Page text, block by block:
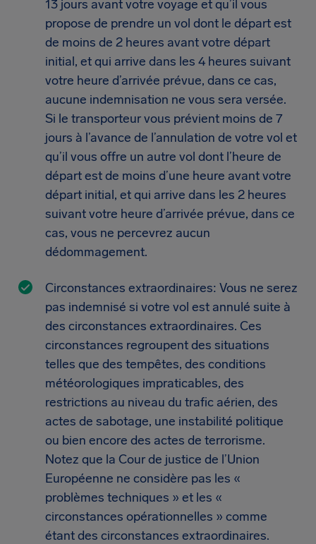
13 jours avant votre voyage et qu’il vous
propose de prendre un vol dont le départ est
de moins de 2 heures avant votre départ
initial, et qui arrive dans les 4 heures suivant
votre heure d’arrivée prévue, dans ce cas,
aucune indemnisation ne vous sera versée.
Si le transporteur vous prévient moins de 7
jours à l’avance de l’annulation de votre vol et
qu’il vous offre un autre vol dont l’heure de
départ est de moins d’une heure avant votre
départ initial, et qui arrive dans les 2 heures
suivant votre heure d’arrivée prévue, dans ce
cas, vous ne percevrez aucun
dédommagement.
Circonstances extraordinaires: Vous ne serez
pas indemnisé si votre vol est annulé suite à
des circonstances extraordinaires. Ces
circonstances regroupent des situations
telles que des tempêtes, des conditions
météorologiques impraticables, des
restrictions au niveau du trafic aérien, des
actes de sabotage, une instabilité politique
ou bien encore des actes de terrorisme.
Notez que la Cour de justice de l’Union
Européenne ne considère pas les «
problèmes techniques » et les «
circonstances opérationnelles » comme
étant des circonstances extraordinaires.